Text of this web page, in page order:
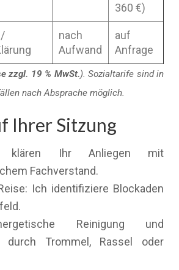
360 €)
nach
Aufwand
auf
Anfrage
zzgl. 19 % MwSt.). Sozialtarife sind in
nach Absprache möglich.
Ihrer Sitzung
klären Ihr Anliegen mit
Fachverstand.
Ich identifiziere Blockaden
Reinigung und
durch Trommel, Rassel oder